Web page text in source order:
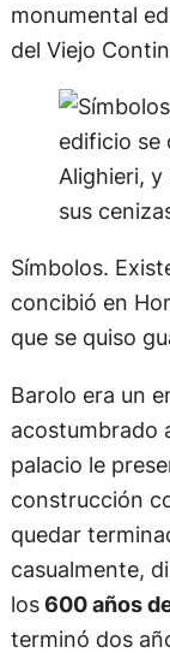
monumental
del Viejo
Símbolos.
concibió en
que se quiso
Barolo era un
acostumbrado
palacio le
construcción
quedar
casualmente,
los600 años
terminó dos